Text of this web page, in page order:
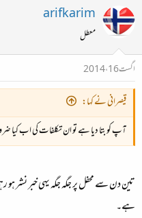
arifkarim
معطل
اگست 16، 2014
قیصرانی نے کہا:
آپ کو بتا دیا ہے تو ان تکلفات کی اب کیا
تین دن سے محفل پر جگہ جگہ یہی خبر نشر
ہے۔